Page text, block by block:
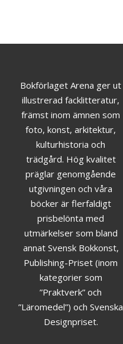
Bokförlaget Arena ger ut
illustrerad facklitteratur,
främst inom ämnen som
foto, konst, arkitektur,
kulturhistoria och
trädgård. Hög kvalitet
präglar genomgående
utgivningen och våra
böcker är flerfaldigt
prisbelönta med
utmärkelser som bland
annat Svensk Bokkonst,
Publishing-Priset (inom
kategorier som
”Praktverk” och
”Läromedel”) och Svenska
Designpriset.